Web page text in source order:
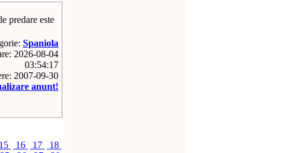
predare este
Spaniola
2026-08-04
03:54:17
2007-09-30
anunt!
15 16 17
18